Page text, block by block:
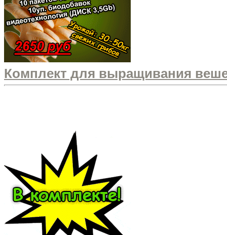
Комплект для выращивания